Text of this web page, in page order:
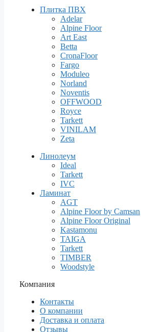
Плитка ПВХ
Adelar
Alpine Floor
Art East
Betta
CronaFloor
Fargo
Moduleo
Norland
Noventis
OFFWOOD
Royce
Tarkett
VINILAM
Zeta
Линолеум
Ideal
Tarkett
IVC
Ламинат
AGT
Alpine Floor by Camsan
Alpine Floor Original
Kastamonu
TAIGA
Tarkett
TIMBER
Woodstyle
Компания
Контакты
О компании
Доставка и оплата
Отзывы